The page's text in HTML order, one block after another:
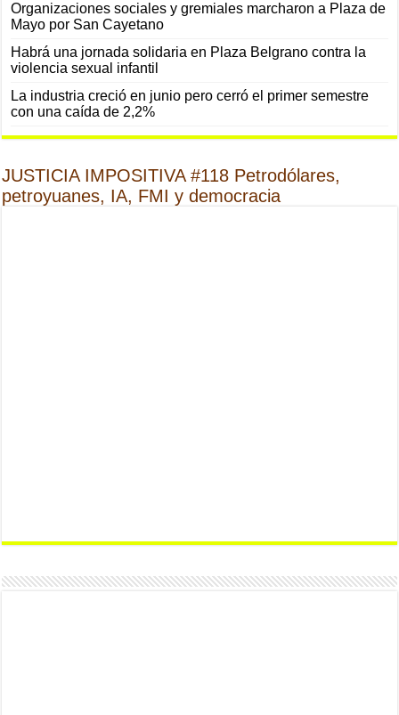
Organizaciones sociales y gremiales marcharon a Plaza de
Mayo por San Cayetano
Habrá una jornada solidaria en Plaza Belgrano contra la
violencia sexual infantil
La industria creció en junio pero cerró el primer semestre
con una caída de 2,2%
JUSTICIA IMPOSITIVA #118 Petrodólares,
petroyuanes, IA, FMI y democracia